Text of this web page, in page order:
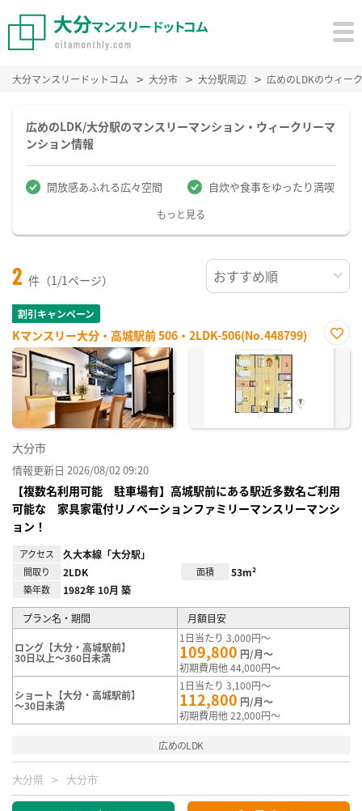
大分マンスリードットコム 大分市 大分駅周辺 広めのLDKのウィー
広めのLDK/大分駅のマンスリーマンション・ウィークリーマ
ンション情報
開放感あふれる広々空間 自炊や食事をゆったり満喫
もっと見る
2 件（1/1ページ）
割引キャンペーン
Kマンスリー大分・高城駅前 506・2LDK-506(No.448799)
お気
大分市
情報更新日 2026/08/02 09:20
【複数名利用可能 駐車場有】高城駅前にある駅近多数名ご利用
可能な 家具家電付リノベーションファミリーマンスリーマンシ
ョン！
アクセス 久大本線「大分駅」
間取り 2LDK 面積 53m²
築年数 1982年 10月 築
プラン名・期間 月額目安
ロング【大分・高城駅前】
30日以上～360日未満
1日当たり 3,000円～
109,800 円/月～
初期費用他 44,000円～
ショート【大分・高城駅前】
～30日未満
1日当たり 3,100円～
112,800 円/月～
初期費用他 22,000円～
広めのLDK
大分県 大分市